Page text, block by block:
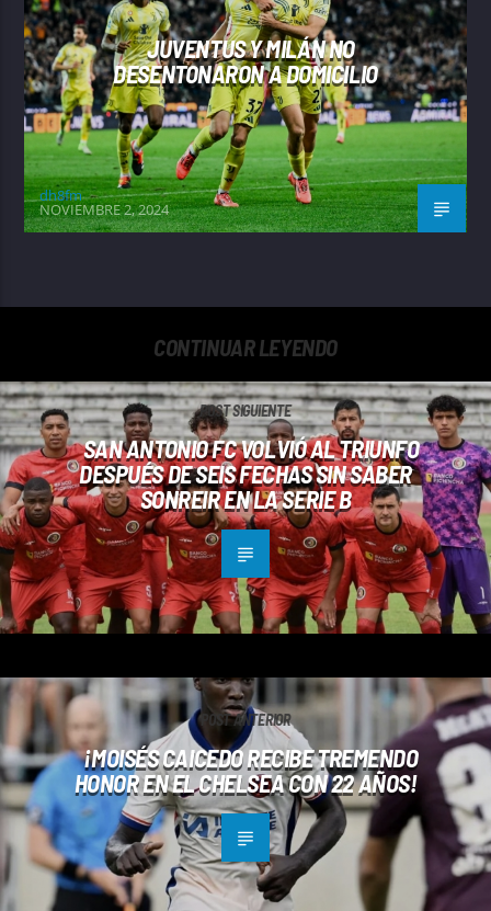
JUVENTUS Y MILÁN NO
DESENTONARON A DOMICILIO
dh8fm
NOVIEMBRE 2, 2024
CONTINUAR LEYENDO
POST SIGUIENTE
SAN ANTONIO FC VOLVIÓ AL TRIUNFO
DESPUÉS DE SEIS FECHAS SIN SABER
SONREIR EN LA SERIE B
POST ANTERIOR
¡MOISÉS CAICEDO RECIBE TREMENDO
HONOR EN EL CHELSEA CON 22 AÑOS!